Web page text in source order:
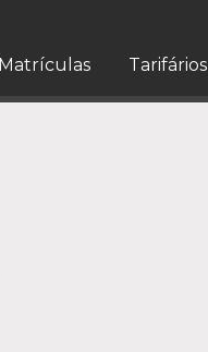
Matrículas Tarifários